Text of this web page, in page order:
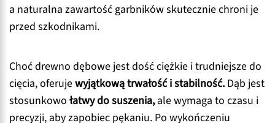
a naturalna zawartość garbników skutecznie chroni je
przed szkodnikami.
Choć drewno dębowe jest dość ciężkie i trudniejsze do
cięcia, oferujewyjątkową trwałość i stabilność. Dąb jest
stosunkowo łatwy do suszenia,ale wymaga to czasu i
precyzji, aby zapobiec pękaniu. Po wykończeniu